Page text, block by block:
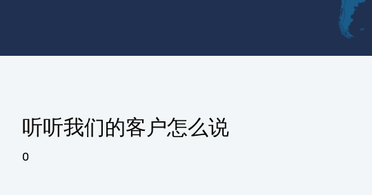
听听我们的客户怎么说
0